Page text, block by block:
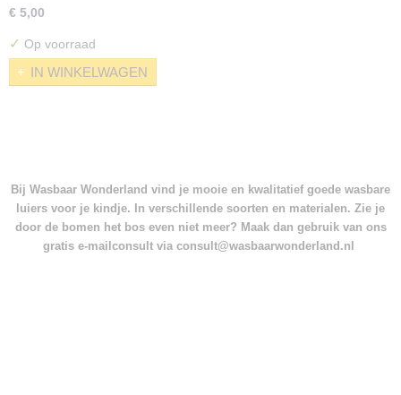
€ 5,00
✓ Op voorraad
IN WINKELWAGEN
Bij Wasbaar Wonderland vind je mooie en kwalitatief goede wasbare
luiers voor je kindje. In verschillende soorten en materialen. Zie je
door de bomen het bos even niet meer? Maak dan gebruik van ons
gratis e-mailconsult via consult@wasbaarwonderland.nl